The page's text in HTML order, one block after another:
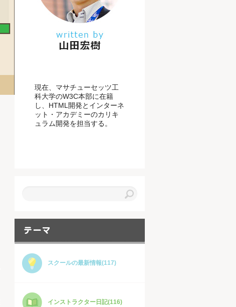
現在、マサチューセッツ工
科大学のW3C本部に在籍
し、HTML開発とインターネ
ット・アカデミーのカリキ
ュラム開発を担当する。
スクールの最新情報(117)
インストラクター日記(116)